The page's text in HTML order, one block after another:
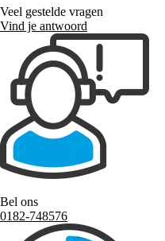
Veel gestelde vragen
Vind je antwoord
Bel ons
0182-748576